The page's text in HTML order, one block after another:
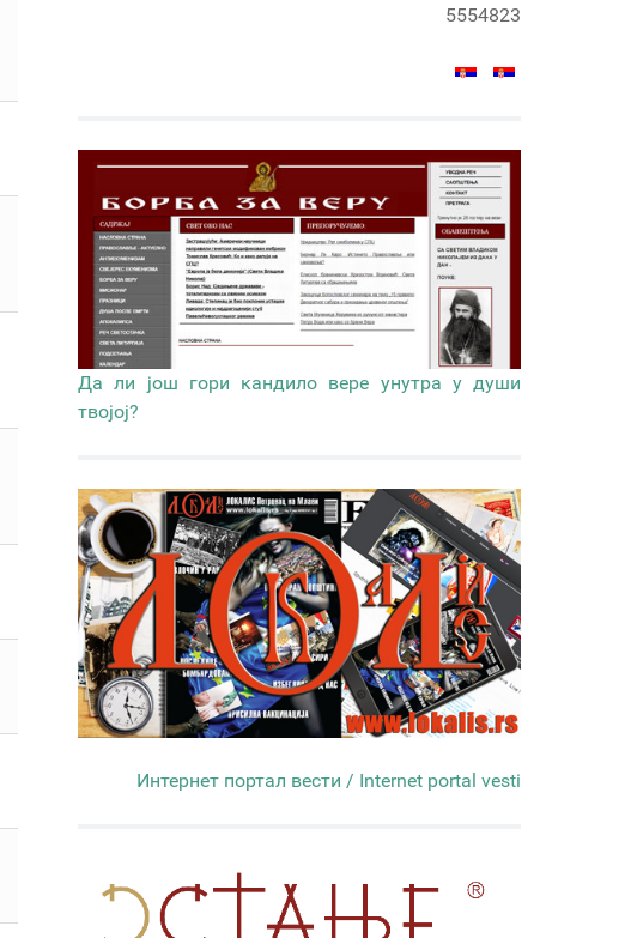
5554823
Да ли још гори кандило вере унутра у души
твојој?
Интернет портал вести / Internet portal vesti